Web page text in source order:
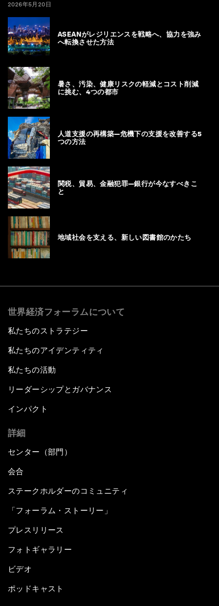
2026年5月20日
ASEANがレジリエンスを戦略へ、協力を強み
へ転換させた方法
暑さ、汚染、健康リスクの軽減とコスト削減
に挑む、4つの都市
人道支援の再構築―危機下の支援を改善する5
つの方法
関税、貿易、金融犯罪―銀行が今なすべきこ
と
地域社会を支える、新しい図書館のかたち
世界経済フォーラムについて
私たちのストラテジー
私たちのアイデンティティ
私たちの活動
リーダーシップとガバナンス
インパクト
詳細
センター（部門）
会合
ステークホルダーのコミュニティ
「フォーラム・ストーリー」
プレスリリース
フォトギャラリー
ビデオ
ポッドキャスト